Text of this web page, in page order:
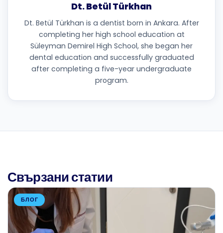
Dt. Betül Türkhan
Dt. Betül Türkhan is a dentist born in Ankara. After
completing her high school education at
Süleyman Demirel High School, she began her
dental education and successfully graduated
after completing a five-year undergraduate
program.
Свързани статии
БЛОГ